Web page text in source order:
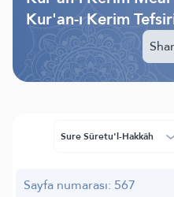
Kur'an-ı Kerim
Sure Sûretu'l-Hakkâh
Sayfa numarası: 567